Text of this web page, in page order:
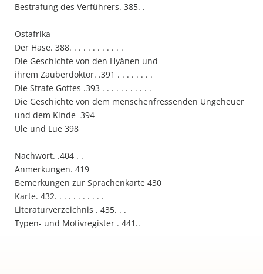
Bestrafung des Verführers. 385. .
Ostafrika
Der Hase. 388. . . . . . . . . . . .
Die Geschichte von den Hyänen und
ihrem Zauberdoktor. .391 . . . . . . . .
Die Strafe Gottes .393 . . . . . . . . . . .
Die Geschichte von dem menschenfressenden Ungeheuer
und dem Kinde 394
Ule und Lue 398
Nachwort. .404 . .
Anmerkungen. 419
Bemerkungen zur Sprachenkarte 430
Karte. 432. . . . . . . . . . .
Literaturverzeichnis . 435. . .
Typen- und Motivregister . 441..